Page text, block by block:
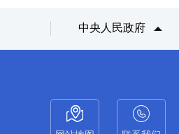
中央人民政府